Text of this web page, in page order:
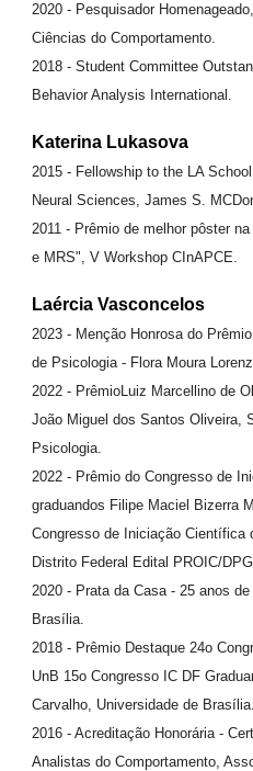
2020 - Pesquisador
Ciências do Comportamento.
2018 - Student Committee
Behavior Analysis International.
Katerina Lukasova
2015 - Fellowship to the LA
Neural Sciences, James S.
2011 - Prêmio de melhor pôster
e MRS", V Workshop CInAPCE.
Laércia Vasconcelos
2023 - Menção Honrosa do
de Psicologia - Flora Moura
2022 - PrêmioLuiz Marcellino de
João Miguel dos Santos Oliveira,
Psicologia.
2022 - Prêmio do Congresso de
graduandos Filipe Maciel Bizerra
Congresso de Iniciação Científica
Distrito Federal Edital PROIC/
2020 - Prata da Casa - 25 anos
Brasília.
2018 - Prêmio Destaque 24o
UnB 15o Congresso IC DF
Carvalho, Universidade de Brasília.
2016 - Acreditação Honorária -
Analistas do Comportamento,